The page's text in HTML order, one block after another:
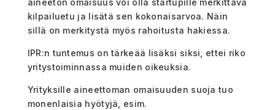
aineeton omaisuus voi olla startupille merkittävä
kilpailuetu ja lisätä sen kokonaisarvoa. Näin
sillä on merkitystä myös rahoitusta hakiessa.
IPR:n tuntemus on tärkeää lisäksi siksi, ettei riko
yritystoiminnassa muiden oikeuksia.
Yrityksille aineettoman omaisuuden suoja tuo
monenlaisia hyötyjä, esim.